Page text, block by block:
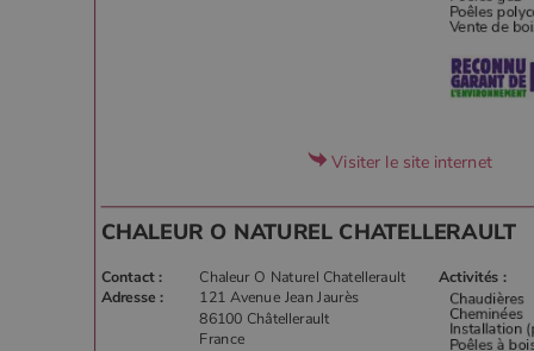
Visiter le site internet
CHALEUR O NATUREL CHATELLERAULT
Contact : Chaleur O Naturel Chatellerault
Adresse : 121 Avenue Jean Jaurès
86100 Châtellerault
France
Activités :